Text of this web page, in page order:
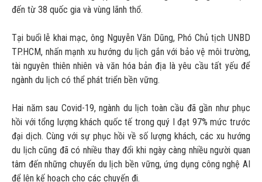
đến từ 38 quốc gia và vùng lãnh thổ.
Tại buổi lễ khai mạc, ông Nguyễn Văn Dũng, Phó Chủ tịch UNBD
TP.HCM, nhấn mạnh xu hướng du lịch gắn với bảo vệ môi trường,
tài nguyên thiên nhiên và văn hóa bản địa là yêu cầu tất yếu để
ngành du lịch có thể phát triển bền vững.
Hai năm sau Covid-19, ngành du lịch toàn cầu đã gần như phục
hồi với tổng lượng khách quốc tế trong quý I đạt 97% mức trước
đại dịch. Cùng với sự phục hồi về số lượng khách, các xu hướng
du lịch cũng đã có nhiều thay đổi khi ngày càng nhiều người quan
tâm đến những chuyến du lịch bền vững, ứng dụng công nghệ AI
để lên kế hoạch cho các chuyến đi.